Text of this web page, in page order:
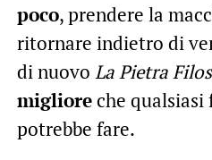
poco, prendere la
ritornare indietro di
di nuovo La Pietra
miglioreche qualsiasi
potrebbe fare.